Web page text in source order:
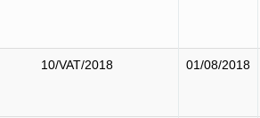
10/VAT/2018 01/08/2018